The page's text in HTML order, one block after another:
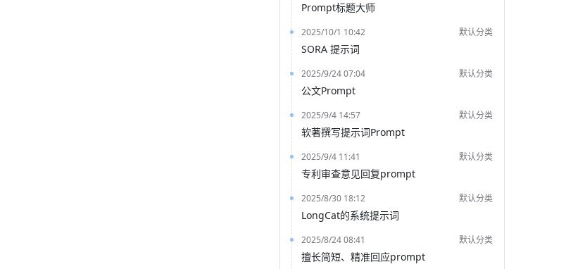
Prompt标题大师
2025/10/1 10:42 默认分类
SORA 提示词
2025/9/24 07:04 默认分类
公文Prompt
2025/9/4 14:57 默认分类
软著撰写提示词Prompt
2025/9/4 11:41 默认分类
专利审查意见回复prompt
2025/8/30 18:12 默认分类
LongCat的系统提示词
2025/8/24 08:41 默认分类
擅长简短、精准回应prompt